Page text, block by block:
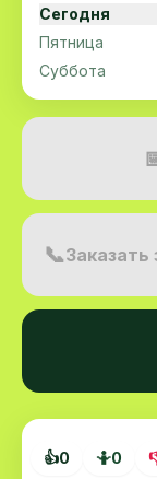
👍0 🤷0
Сегодня
Пятница
Суббота
📞Заказать